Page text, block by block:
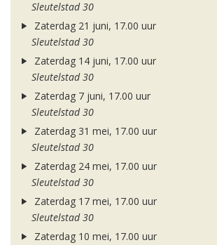
Sleutelstad 30
Zaterdag 21 juni, 17.00 uur
Sleutelstad 30
Zaterdag 14 juni, 17.00 uur
Sleutelstad 30
Zaterdag 7 juni, 17.00 uur
Sleutelstad 30
Zaterdag 31 mei, 17.00 uur
Sleutelstad 30
Zaterdag 24 mei, 17.00 uur
Sleutelstad 30
Zaterdag 17 mei, 17.00 uur
Sleutelstad 30
Zaterdag 10 mei, 17.00 uur